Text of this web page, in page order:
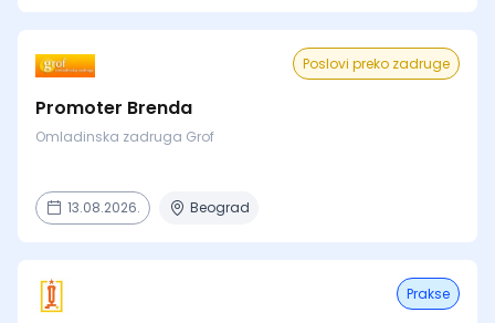
Poslovi preko zadruge
Promoter Brenda
Omladinska zadruga Grof
13.08.2026. Beograd
Prakse